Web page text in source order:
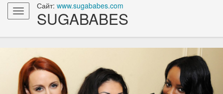
Toggle
navigation
Сайт: www.sugababes.com
SUGABABES